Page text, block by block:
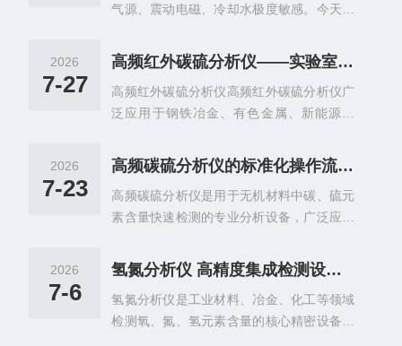
个检测环节，能够有效提升金属材料碳硫检
道环节。金属试样表面的氧化皮、油污、锈
样时要保证样品具备代表性，避免选取夹
杂、气孔部位；试样大小、重量严格匹配仪
气源、震动电磁、冷却水极度敏感。今天结
彦氧氮氢分析仪器的技术规范做出详细的说
明。原理：氧氮氢分析仪原理及操作流程耗
材：耗材！实验室的“幕后英雄”一、氧氮氢
分析仪实验室验收依据精度可稳定满足国家
钢铁氧含量测定（脉冲加热惰气熔融红外
（惰性气体熔融热导法）GB/T223.82-2018
钢...
2026
7-27
高频红外碳硫分析仪——实验室安装条件
高频红外碳硫分析仪高频红外碳硫分析仪广
泛应用于钢铁冶金、有色金属、新能源材
等领域，是测定金属及无机材料中碳、硫元
素含量的重要分析设备。仪器采用高频感应
燃烧+红外吸收法原理，可实现ppm级微量
碳、硫元素的快速分析。原理：高频红外碳
室的“幕后英雄”一、高频红外碳硫分析仪实
标：JJG395-2016《定碳定硫分析仪计量规
程》、GB/T20123-2006《钢铁总碳硫含...
2026
7-23
高频碳硫分析仪的标准化操作流程全解析
高频碳硫分析仪是用于无机材料中碳、硫元
素含量快速检测的专业分析设备，广泛应用
整体围绕高频激发原理、模块化硬件设计、
标准化操作逻辑展开，核心价值是实现碳硫
含量的高效、精准判定。高频碳硫分析仪的
工作原理：1.高频激发转化逻辑：设备通过
2026
7-6
氢氮分析仪 高精度集成检测设备特点介绍
氢氮分析仪是工业材料、冶金、化工等领域
检测氧、氮、氢元素含量的核心精密设备，